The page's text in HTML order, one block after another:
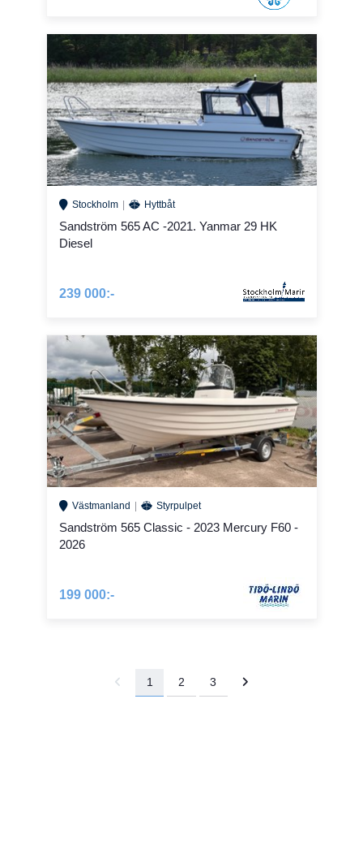
Stockholm Hyttbåt
Sandström 565 AC -2021. Yanmar 29 HK
Diesel
239 000:-
Västmanland Styrpulpet
Sandström 565 Classic - 2023 Mercury F60 -
2026
199 000:-
1 2 3